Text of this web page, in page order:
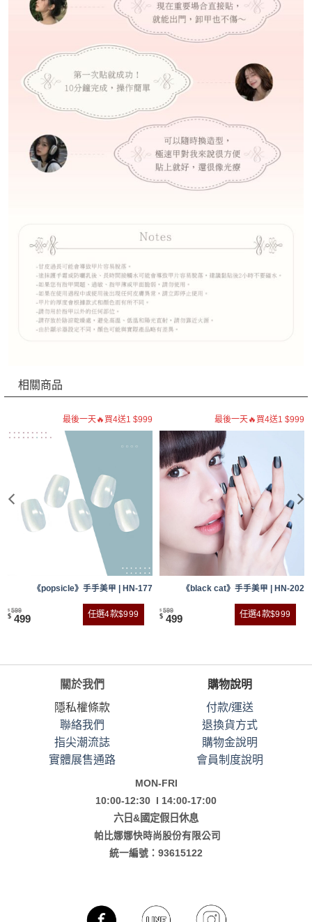
相關商品
最後一天🔥買4送1 $999
《popsicle》手手美甲 | HN-177
$ 599
$ 499 任選4款$999
最後一天🔥買4送1 $999
《black cat》手手美甲 | HN-202
$ 599
$ 499 任選4款$999
關於我們
隱私權條款
聯絡我們
指尖潮流誌
實體展售通路
購物說明
付款/運送
退換貨方式
購物金說明
會員制度說明
MON-FRI
10:00-12:30 l 14:00-17:00
六日&國定假日休息
帕比娜娜快時尚股份有限公司
統一編號：93615122